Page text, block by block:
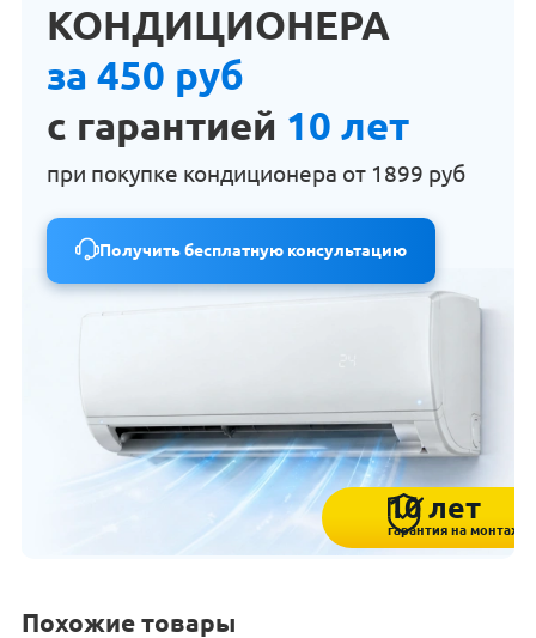
КОНДИЦИОНЕРА
за 450 руб
с гарантией 10 лет
при покупке кондиционера от 1899 руб
Получить бесплатную консультацию
10 лет
гарантия на монтаж
Похожие товары